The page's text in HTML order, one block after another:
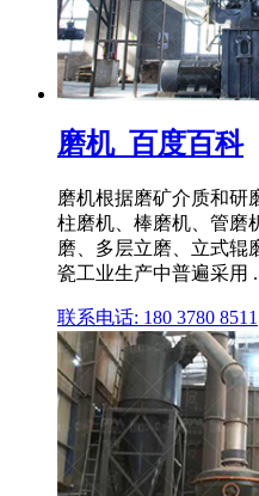
磨机_百度百科
磨机根据磨矿介质和研
柱磨机、棒磨机、管磨
磨、多层立磨、立式辊
瓷工业生产中普遍采用 .
联系电话: 180 3780 8511